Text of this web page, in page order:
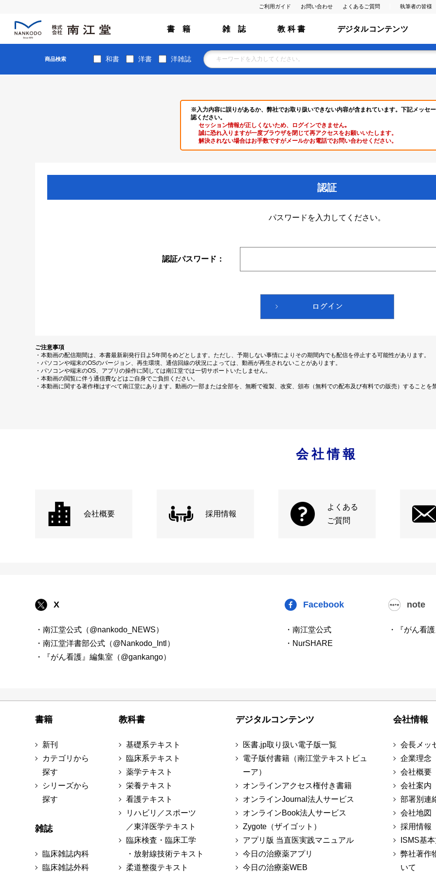
ご利用ガイド お問い合わせ よくあるご質問 執筆者の皆様
書 籍 雑 誌 教 科 書 デジタルコンテンツ
商品検索 和書 洋書 洋雑誌
※入力内容に誤りがあるか、弊社でお取り扱いできない内容が含まれています。下記メッセ
認ください。
セッション情報が正しくないため、ログインできません｡
誠に恐れ入りますが一度ブラウザを閉じて再アクセスをお願いいたします。
解決されない場合はお手数ですがメールかお電話でお問い合わせください。
認証
パスワードを入力してください。
認証パスワード：
ご注意事項
・本動画の配信期間は、本書最新刷発行日よ5年間をめどとします。ただし、予期しない事情によりその期間内でも配信を停止する可能性があります。
・パソコンや端末のOSのバージョン、再生環境、通信回線の状況によっては、動画が再生されないことがあります。
・パソコンや端末のOS、アプリの操作に関しては南江堂では一切サポートいたしません。
・本動画の閲覧に伴う通信費などはご自身でご負担ください。
・本動画に関する著作権はすべて南江堂にあります。動画の一部または全部を、無断で複製、改変、頒布（無料での配布及び有料での販売）することを
会社情報
会社概要 採用情報
よくある
ご質問
X
・南江堂公式（@nankodo_NEWS）
・南江堂洋書部公式（@Nankodo_Intl）
・『がん看護』編集室（@gankango）
Facebook
・南江堂公式
・NurSHARE
note
・『がん看
書籍
新刊
カテゴリから
探す
シリーズから
探す
雑誌
臨床雑誌内科
臨床雑誌外科
教科書
基礎系テキスト
臨床系テキスト
薬学テキスト
栄養テキスト
看護テキスト
リハビリ／スポーツ
／東洋医学テキスト
臨床検査・臨床工学
・放射線技術テキスト
柔道整復テキスト
デジタルコンテンツ
医書.jp取り扱い電子版一覧
電子版付書籍（南江堂テキストビュ
ーア）
オンラインアクセス権付き書籍
オンラインJournal法人サービス
オンラインBook法人サービス
Zygote（ザイゴット）
アプリ版 当直医実践マニュアル
今日の治療薬アプリ
今日の治療薬WEB
会社情報
会長メッ
企業理念
会社概要
会社案内
部署別連
会社地図
採用情報
ISMS基
弊社著作
いて